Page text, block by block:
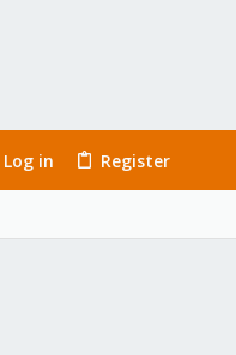
Log in Register